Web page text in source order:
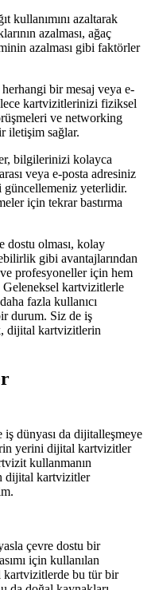
kullanımını azaltarak
azalması, ağaç
azalması gibi faktörler
bir mesaj veya e-
kartvizitlerinizi fiziksel
ve networking
iletişim sağlar.
bilgilerinizi kolayca
veya e-posta adresiniz
yeterlidir.
için tekrar bastırma
dostu olması, kolay
gibi avantajlarından
profesyoneller için hem
Geleneksel kartvizitlerle
fazla kullanıcı
durum. Siz de iş
dijital kartvizitlerin
dünyası da dijitalleşmeye
yerini dijital kartvizitler
kullanmanın
dijital kartvizitler
çevre dostu bir
için kullanılan
kartvizitlerde bu tür bir